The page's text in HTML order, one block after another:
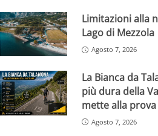
Limitazioni alla
Lago di Mezzola
Agosto 7, 2026
La Bianca da
più dura della
mette alla
Agosto 7, 2026